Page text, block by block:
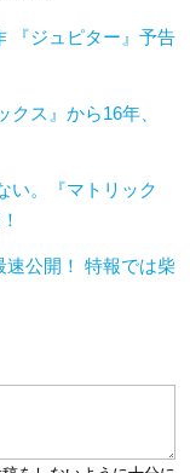
『ジュピター』予告
ス』から16年、
い。『マトリック
速公開！ 特報では柴